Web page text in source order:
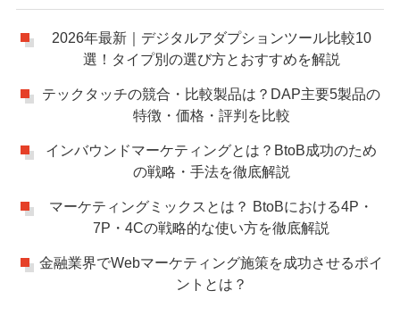
2026年最新｜デジタルアダプションツール比較10
選！タイプ別の選び方とおすすめを解説
テックタッチの競合・比較製品は？DAP主要5製品の
特徴・価格・評判を比較
インバウンドマーケティングとは？BtoB成功のため
の戦略・手法を徹底解説
マーケティングミックスとは？ BtoBにおける4P・
7P・4Cの戦略的な使い方を徹底解説
金融業界でWebマーケティング施策を成功させるポイ
ントとは？